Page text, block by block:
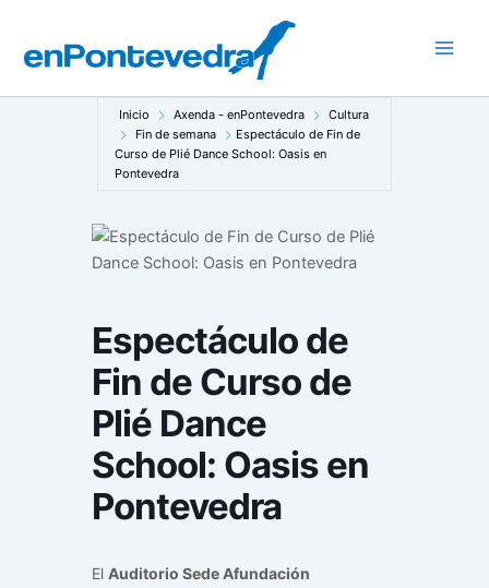
contenido
Inicio Axenda - enPontevedra
Cultura
Fin de semana
Espectáculo de Fin de
Curso de Plié Dance School: Oasis en
Pontevedra
Espectáculo de
Fin de Curso de
Plié Dance
School: Oasis en
Pontevedra
El Auditorio Sede Afundación